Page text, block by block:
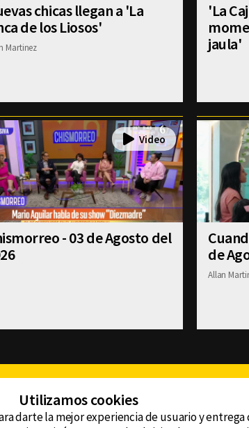
chicas llegan a 'La
de los Liosos'
Martinez
'La
jaula'
- 03 de Agosto del
de
Allan
Utilizamos cookies
darte la mejor experiencia de usuario y entrega